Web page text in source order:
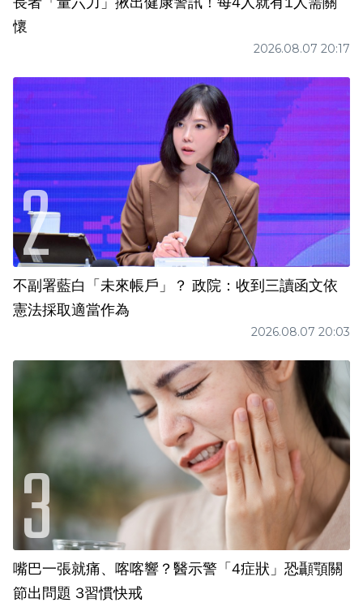
懷
2026.08.07 20:17
不副署藍白「未來帳戶」？ 政院：收到三讀函文依
憲法採取適當作為
2026.08.07 20:03
嘴巴一張就痛、喀喀響？醫示警「4症狀」恐顳顎關
節出問題 3習慣快戒